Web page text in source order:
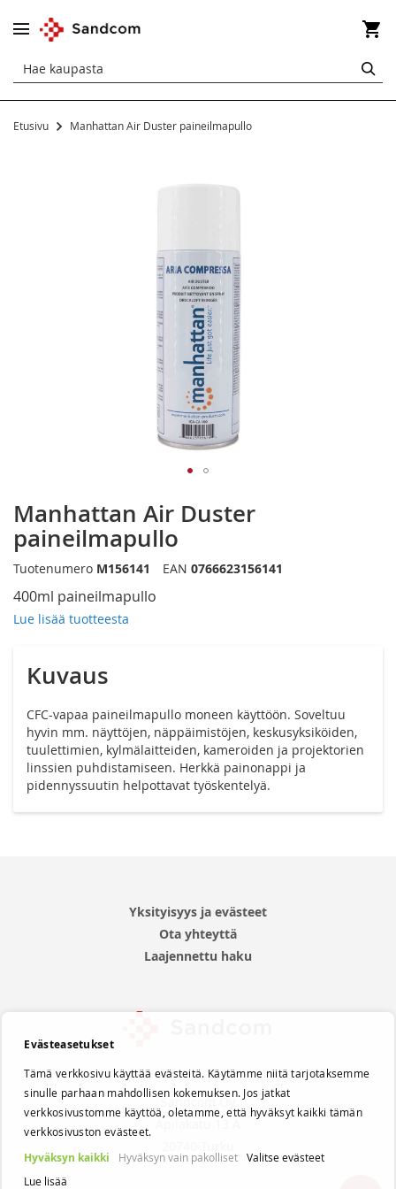
Etusivu Manhattan Air Duster paineilmapullo
kuvagallerian
alkuun
Manhattan Air Duster
paineilmapullo
400ml paineilmapullo
Lue lisää tuotteesta
Tuotenumero M156141 EAN 0766623156141
Kuvaus
CFC-vapaa paineilmapullo moneen käyttöön. Soveltuu
hyvin mm. näyttöjen, näppäimistöjen, keskusyksiköiden,
tuulettimien, kylmälaitteiden, kameroiden ja projektorien
linssien puhdistamiseen. Herkkä painonappi ja
pidennyssuutin helpottavat työskentelyä.
Sandcom Oy
Yksityisyys ja evästeet
Ota yhteyttä
Laajennettu haku
Evästeasetukset
Tämä verkkosivu käyttää evästeitä. Käytämme niitä tarjotaksemme
sinulle parhaan mahdollisen kokemuksen. Jos jatkat
verkkosivustomme käyttöä, oletamme, että hyväksyt kaikki tämän
verkkosivuston evästeet.
Hyväksyn kaikki Hyväksyn vain pakolliset
Valitse evästeet
Lue lisää